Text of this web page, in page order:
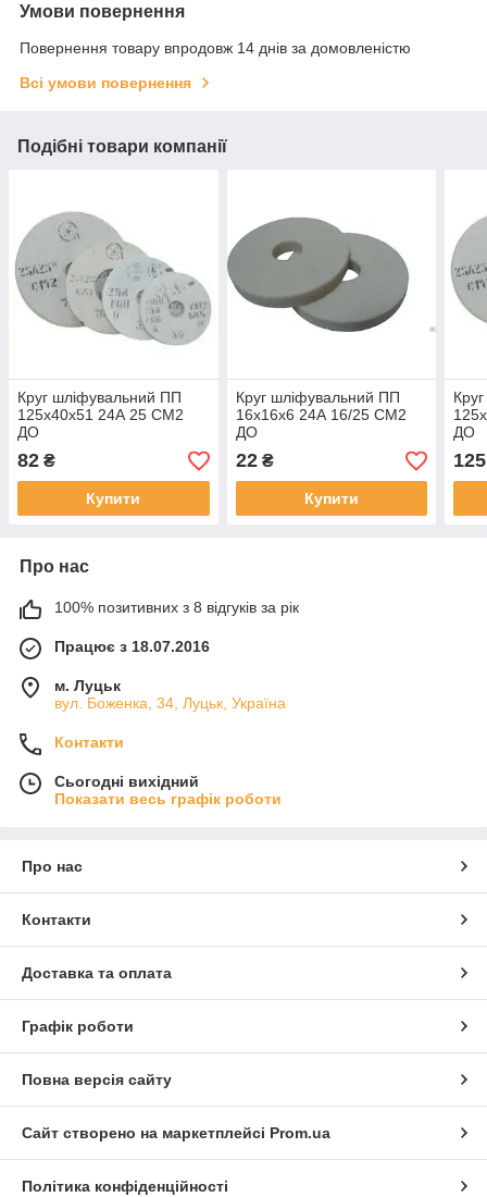
Умови повернення
Повернення товару впродовж 14 днів за домовленістю
Всі умови повернення
Подібні товари компанії
Круг шліфувальний ПП
125х40х51 24А 25 СМ2
ДО
82 ₴
Купити
Круг шліфувальний ПП
16х16х6 24А 16/25 СМ2
ДО
22₴
Купити
ДО
125
Про нас
100% позитивних з 8 відгуків за рік
Працює з 18.07.2016
м. Луцьк
вул. Боженка, 34, Луцьк, Україна
Контакти
Сьогодні вихідний
Показати весь графік роботи
Про нас
Контакти
Доставка та оплата
Графік роботи
Повна версія сайту
Сайт створено на маркетплейсі Prom.ua
Політика конфіденційності